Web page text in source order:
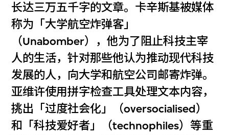
长达三万五千字的文章。卡辛斯基被媒体
称为「大学航空炸弹客」
（Unabomber），他为了阻止科技主宰
人的生活，针对那些他认为推动现代科技
发展的人，向大学和航空公司邮寄炸弹。
亚维许使用拼字检查工具处理文本内容，
挑出「过度社会化」（oversocialised）
和「科技爱好者」（technophiles）等重